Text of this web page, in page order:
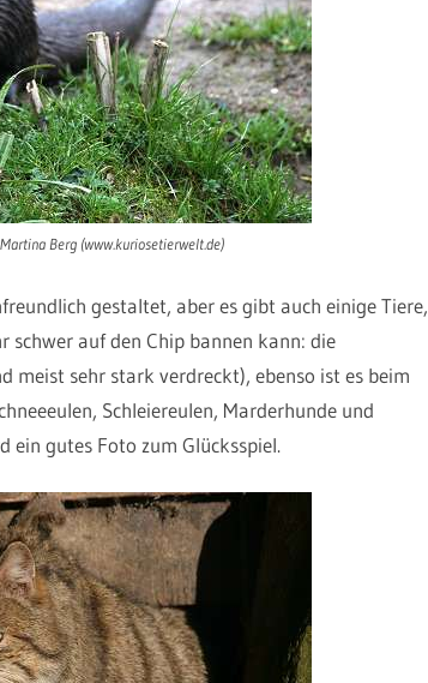
Berg (www.kuriosetierwelt.de)
gestaltet, aber es gibt auch einige Tiere,
auf den Chip bannen kann: die
meist sehr stark verdreckt), ebenso ist es beim
Schleiereulen, Marderhunde und
ein gutes Foto zum Glücksspiel.